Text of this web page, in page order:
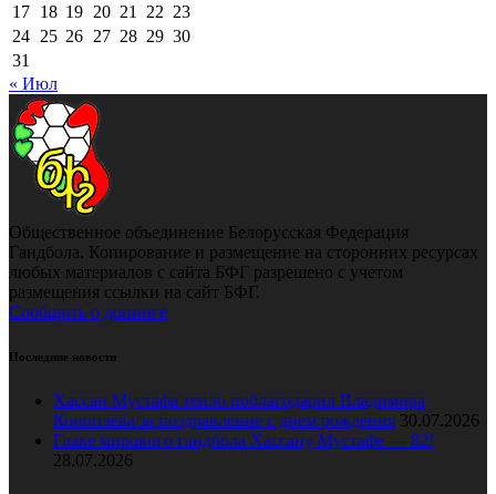
17 18 19 20 21 22 23
24 25 26 27 28 29 30
31
« Июл
Общественное объединение Белорусская Федерация
Гандбола. Копирование и размещение на сторонних ресурсах
любых материалов с сайта БФГ разрешено с учетом
размещения ссылки на сайт БФГ.
Сообщить о допинге
Последние новости
Хассан Мустафа тепло поблагодарил Владимира
Коноплёва за поздравление с днем рождения 30.07.2026
Главе мирового гандбола Хассану Мустафе — 82!
28.07.2026